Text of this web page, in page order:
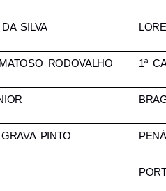
SILVA
RODOVALHO 1ª
PINTO